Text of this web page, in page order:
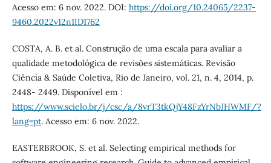
Acesso em: 6 nov. 2022. DOI: https://doi.org/10.24065/2237-
9460.2022v12n1ID1762
COSTA, A. B. et al. Construção de uma escala para avaliar a
qualidade metodológica de revisões sistemáticas. Revisão
Ciência & Saúde Coletiva, Rio de Janeiro, vol. 21, n. 4, 2014, p.
2448- 2449. Disponível em :
https://www.scielo.br/j/csc/a/8vrT3tkQjY48FzYrNbJHWMF/?
lang=pt. Acesso em: 6 nov. 2022.
EASTERBROOK, S. et al. Selecting empirical methods for